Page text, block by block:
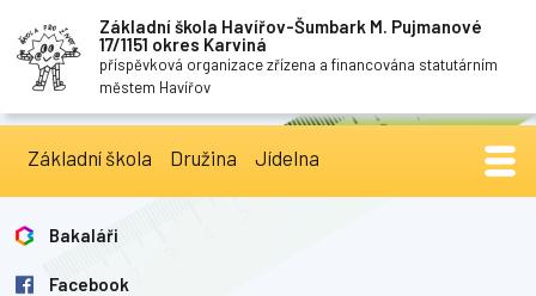
Základní škola Havířov-Šumbark M. Pujmanové
17/1151 okres Karviná
příspěvková organizace zřízena a financována statutárním
městem Havířov
Základní škola Družina Jídelna
Bakaláři
Facebook